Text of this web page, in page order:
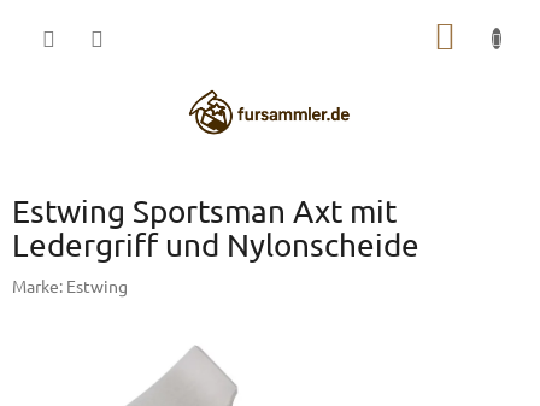
Estwing Sportsman Axt mit
Ledergriff und Nylonscheide
Marke: Estwing